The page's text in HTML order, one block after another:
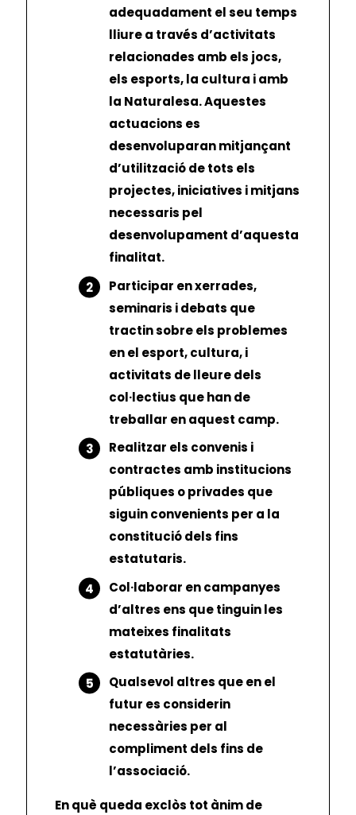
adequadament el seu temps
lliure a través d’activitats
relacionades amb els jocs,
els esports, la cultura i amb
la Naturalesa. Aquestes
actuacions es
desenvoluparan mitjançant
d’utilització de tots els
projectes, iniciatives i mitjans
necessaris pel
desenvolupament d’aquesta
finalitat.
Participar en xerrades,
seminaris i debats que
tractin sobre els problemes
en el esport, cultura, i
activitats de lleure dels
col·lectius que han de
treballar en aquest camp.
Realitzar els convenis i
contractes amb institucions
públiques o privades que
siguin convenients per a la
constitució dels fins
estatutaris.
Col·laborar en campanyes
d’altres ens que tinguin les
mateixes finalitats
estatutàries.
Qualsevol altres que en el
futur es considerin
necessàries per al
compliment dels fins de
l’associació.
En què queda exclòs tot ànim de